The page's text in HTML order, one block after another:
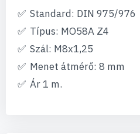
Standard: DIN 975/976
Típus: MO58A Z4
Szál: M8x1,25
Menet átmérő: 8 mm
Ár 1 m.